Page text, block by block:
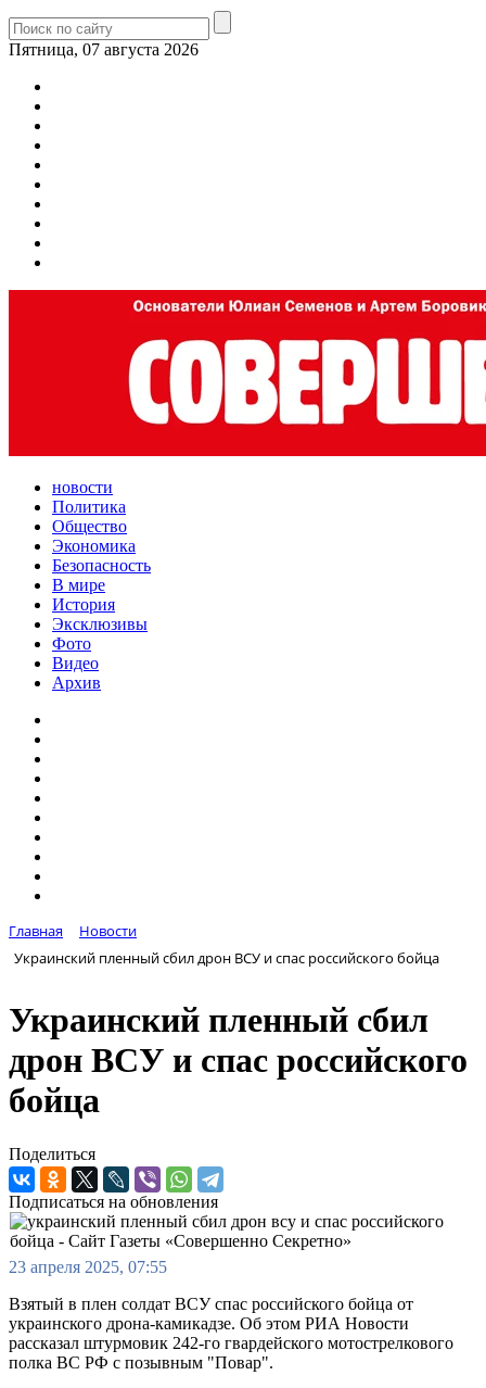
Пятница, 07 августа 2026
новости
Политика
Общество
Экономика
Безопасность
В мире
История
Эксклюзивы
Фото
Видео
Архив
Главная
Новости
Украинский пленный сбил дрон ВСУ и спас российского бойца
Украинский пленный сбил
дрон ВСУ и спас российского
бойца
Поделиться
Подписаться на обновления
23 апреля 2025, 07:55
Взятый в плен солдат ВСУ спас российского бойца от
украинского дрона-камикадзе. Об этом РИА Новости
рассказал штурмовик 242-го гвардейского мотострелкового
полка ВС РФ с позывным "Повар".